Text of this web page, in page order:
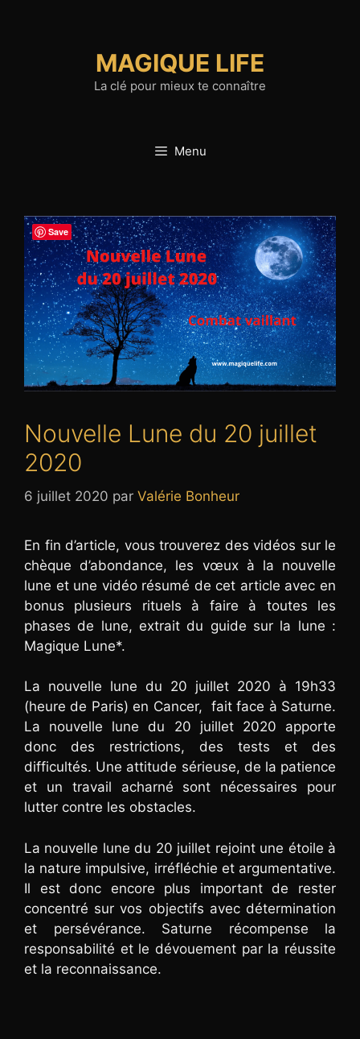
MAGIQUE LIFE
La clé pour mieux te connaître
Menu
Nouvelle Lune du 20 juillet
2020
6 juillet 2020 par Valérie Bonheur
En fin d’article, vous trouverez des vidéos sur le
chèque d’abondance, les vœux à la nouvelle
lune et une vidéo résumé de cet article avec en
bonus plusieurs rituels à faire à toutes les
phases de lune, extrait du guide sur la lune :
Magique Lune*.
La nouvelle lune du 20 juillet 2020 à 19h33
(heure de Paris) en Cancer, fait face à Saturne.
La nouvelle lune du 20 juillet 2020 apporte
donc des restrictions, des tests et des
difficultés. Une attitude sérieuse, de la patience
et un travail acharné sont nécessaires pour
lutter contre les obstacles.
La nouvelle lune du 20 juillet rejoint une étoile à
la nature impulsive, irréfléchie et argumentative.
Il est donc encore plus important de rester
concentré sur vos objectifs avec détermination
et persévérance. Saturne récompense la
responsabilité et le dévouement par la réussite
et la reconnaissance.
Save